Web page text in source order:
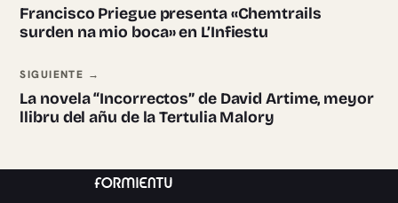
Francisco Priegue presenta «Chemtrails
surden na mio boca» en L’Infiestu
SIGUIENTE →
La novela “Incorrectos” de David Artime, meyor
llibru del añu de la Tertulia Malory